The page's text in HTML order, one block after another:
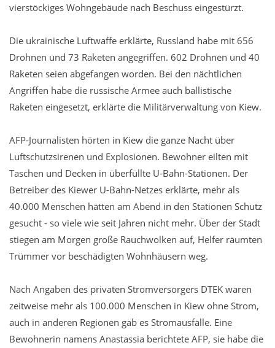
vierstöckiges Wohngebäude nach Beschuss eingestürzt.
Die ukrainische Luftwaffe erklärte, Russland habe mit 656
Drohnen und 73 Raketen angegriffen. 602 Drohnen und 40
Raketen seien abgefangen worden. Bei den nächtlichen
Angriffen habe die russische Armee auch ballistische
Raketen eingesetzt, erklärte die Militärverwaltung von Kiew.
AFP-Journalisten hörten in Kiew die ganze Nacht über
Luftschutzsirenen und Explosionen. Bewohner eilten mit
Taschen und Decken in überfüllte U-Bahn-Stationen. Der
Betreiber des Kiewer U-Bahn-Netzes erklärte, mehr als
40.000 Menschen hätten am Abend in den Stationen Schutz
gesucht - so viele wie seit Jahren nicht mehr. Über der Stadt
stiegen am Morgen große Rauchwolken auf, Helfer räumten
Trümmer vor beschädigten Wohnhäusern weg.
Nach Angaben des privaten Stromversorgers DTEK waren
zeitweise mehr als 100.000 Menschen in Kiew ohne Strom,
auch in anderen Regionen gab es Stromausfälle. Eine
Bewohnerin namens Anastassia berichtete AFP, sie habe die